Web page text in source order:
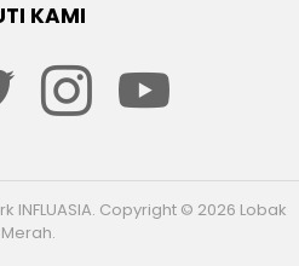
KAMI
Copyright © 2026 Lobak
Merah.